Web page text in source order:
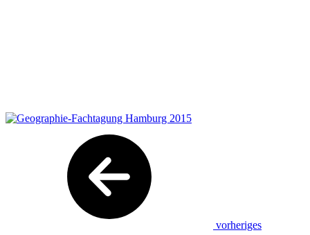
vorheriges